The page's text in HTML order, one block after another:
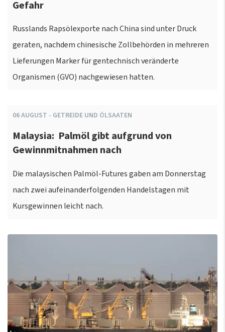
Gefahr
Russlands Rapsölexporte nach China sind unter Druck
geraten, nachdem chinesische Zollbehörden in mehreren
Lieferungen Marker für gentechnisch veränderte
Organismen (GVO) nachgewiesen hatten.
06AUGUST - GETREIDE UND ÖLSAATEN
Malaysia: Palmöl gibt aufgrund von
Gewinnmitnahmen nach
Die malaysischen Palmöl-Futures gaben am Donnerstag
nach zwei aufeinanderfolgenden Handelstagen mit
Kursgewinnen leicht nach.